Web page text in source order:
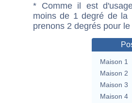
* Comme il est
moins de 1 degré de la
prenons 2 degrés pour
Maison 1
Maison 2
Maison 3
Maison 4